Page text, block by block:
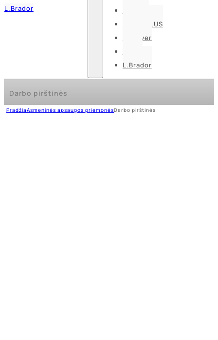
L.Brador
DELTA PLUS
U-power
L.Brador
Darbo pirštinės
PradžiaAsmeninės apsaugos priemonėsDarbo pirštinės